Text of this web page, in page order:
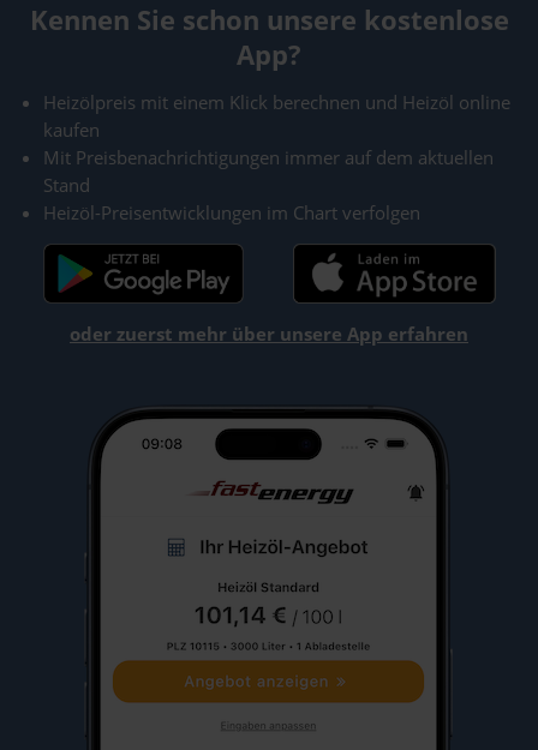
Kennen Sie schon unsere kostenlose
App?
Heizölpreis mit einem Klick berechnen und Heizöl online
kaufen
Mit Preisbenachrichtigungen immer auf dem aktuellen
Stand
Heizöl-Preisentwicklungen im Chart verfolgen
oder zuerst mehr über unsere App erfahren